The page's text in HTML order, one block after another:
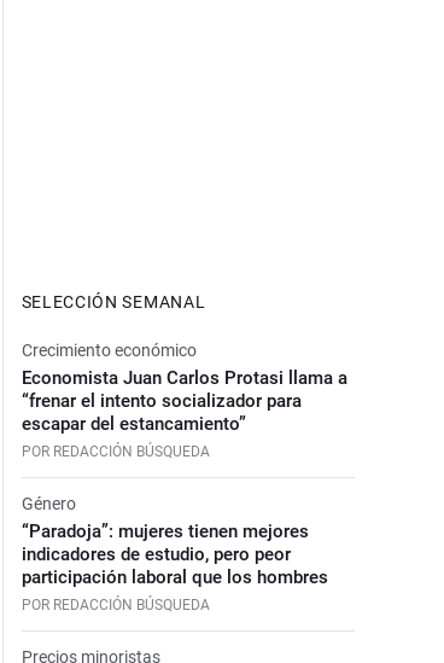
SELECCIÓN SEMANAL
Crecimiento económico
Economista Juan Carlos Protasi llama a
“frenar el intento socializador para
escapar del estancamiento”
POR REDACCIÓN BÚSQUEDA
Género
“Paradoja”: mujeres tienen mejores
indicadores de estudio, pero peor
participación laboral que los hombres
POR REDACCIÓN BÚSQUEDA
Precios minoristas